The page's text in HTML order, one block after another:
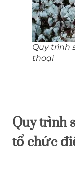
Quy trình
thoại
Quy trình
tổ chức